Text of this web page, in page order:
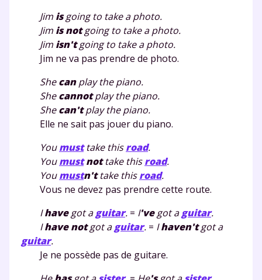
Jim isgoing to take a photo.
Jim is notgoing to take a photo.
Jim isn'tgoing to take a photo.
Jim ne va pas prendre de photo.
Shecanplay the piano.
Shecannotplay the piano.
Shecan'tplay the piano.
Elle ne sait pas jouer du piano.
Youmusttake thisroad.
Youmust nottake thisroad.
Youmustn'ttake thisroad.
Vous ne devez pas prendre cette route.
Ihavegot aguitar. = I'vegot aguitar.
Ihave notgot aguitar. = Ihaven'tgot a
guitar.
Je ne possède pas de guitare.